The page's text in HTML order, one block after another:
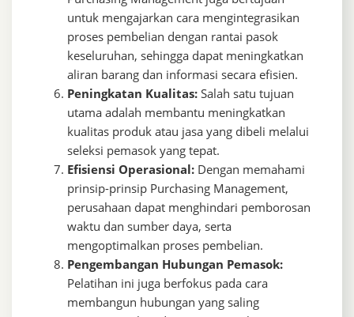
untuk mengajarkan cara mengintegrasikan
proses pembelian dengan rantai pasok
keseluruhan, sehingga dapat meningkatkan
aliran barang dan informasi secara efisien.
Peningkatan Kualitas: Salah satu tujuan
utama adalah membantu meningkatkan
kualitas produk atau jasa yang dibeli melalui
seleksi pemasok yang tepat.
Efisiensi Operasional: Dengan memahami
prinsip-prinsip Purchasing Management,
perusahaan dapat menghindari pemborosan
waktu dan sumber daya, serta
mengoptimalkan proses pembelian.
Pengembangan Hubungan Pemasok:
Pelatihan ini juga berfokus pada cara
membangun hubungan yang saling